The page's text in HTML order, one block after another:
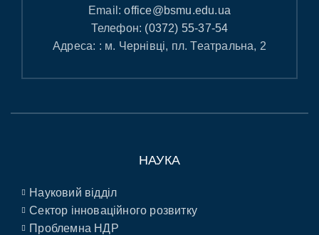
Email:office@bsmu.edu.ua
Телефон: (0372) 55-37-54
Адреса: : м. Чернівці, пл. Театральна, 2
НАУКА
Науковий відділ
Сектор інноваційного розвитку
Проблемна НДР